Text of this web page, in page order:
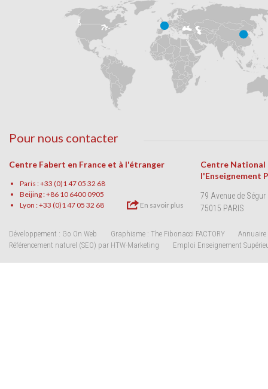
Pour nous contacter
Centre Fabert en France et à l'étranger
Paris : +33 (0)1 47 05 32 68
Beijing : +86 10 6400 0905
Lyon : +33 (0)1 47 05 32 68
En savoir plus
Centre National
l'Enseignement
79 Avenue de Ségur
75015 PARIS
Développement : Go On Web Graphisme : The Fibonacci FACTORY
Annuaire
Référencement naturel (SEO) par HTW-Marketing
Emploi Enseignement